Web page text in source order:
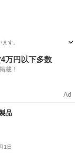
す。
4万円以下多数
載！
Ad
品
1日